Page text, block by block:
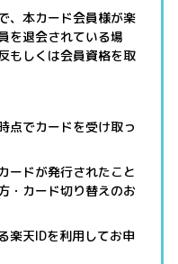
、本カード会員様が楽
を退会されている場
もしくは会員資格を取
点でカードを受け取っ
ードが発行されたこと
・カード切り替えのお
楽天IDを利用してお申